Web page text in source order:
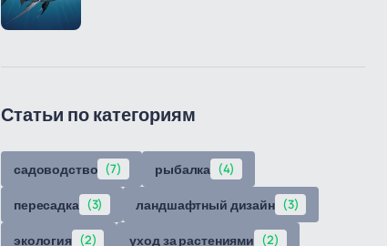
Статьи по категориям
садоводство (7) рыбалка (4)
пересадка (3) ландшафтный дизайн (3)
экология (2) уход за растениями (2)